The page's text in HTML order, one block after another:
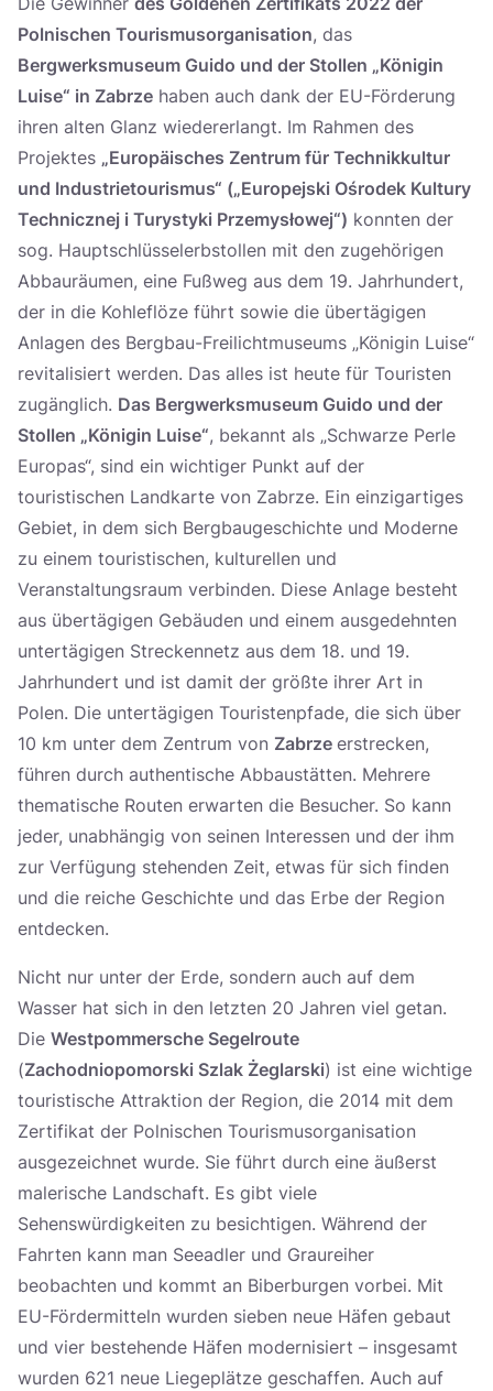
Polnischen Tourismusorganisation, das
Bergwerksmuseum Guido und der Stollen „Königin
Luise“ in Zabrze haben auch dank der EU-Förderung
ihren alten Glanz wiedererlangt. Im Rahmen des
Projektes „Europäisches Zentrum für Technikkultur
und Industrietourismus“ („Europejski Ośrodek Kultury
Technicznej i Turystyki Przemysłowej“) konnten der
sog. Hauptschlüsselerbstollen mit den zugehörigen
Abbauräumen, eine Fußweg aus dem 19. Jahrhundert,
der in die Kohleflöze führt sowie die übertägigen
Anlagen des Bergbau-Freilichtmuseums „Königin Luise“
revitalisiert werden. Das alles ist heute für Touristen
zugänglich. Das Bergwerksmuseum Guido und der
Stollen „Königin Luise“, bekannt als „Schwarze Perle
Europas“, sind ein wichtiger Punkt auf der
touristischen Landkarte von Zabrze. Ein einzigartiges
Gebiet, in dem sich Bergbaugeschichte und Moderne
zu einem touristischen, kulturellen und
Veranstaltungsraum verbinden. Diese Anlage besteht
aus übertägigen Gebäuden und einem ausgedehnten
untertägigen Streckennetz aus dem 18. und 19.
Jahrhundert und ist damit der größte ihrer Art in
Polen. Die untertägigen Touristenpfade, die sich über
10 km unter dem Zentrum von Zabrze erstrecken,
führen durch authentische Abbaustätten. Mehrere
thematische Routen erwarten die Besucher. So kann
jeder, unabhängig von seinen Interessen und der ihm
zur Verfügung stehenden Zeit, etwas für sich finden
und die reiche Geschichte und das Erbe der Region
entdecken.
Nicht nur unter der Erde, sondern auch auf dem
Wasser hat sich in den letzten 20 Jahren viel getan.
Die Westpommersche Segelroute
(Zachodniopomorski Szlak Żeglarski) ist eine wichtige
touristische Attraktion der Region, die 2014 mit dem
Zertifikat der Polnischen Tourismusorganisation
ausgezeichnet wurde. Sie führt durch eine äußerst
malerische Landschaft. Es gibt viele
Sehenswürdigkeiten zu besichtigen. Während der
Fahrten kann man Seeadler und Graureiher
beobachten und kommt an Biberburgen vorbei. Mit
EU-Fördermitteln wurden sieben neue Häfen gebaut
und vier bestehende Häfen modernisiert – insgesamt
wurden 621 neue Liegeplätze geschaffen. Auch auf